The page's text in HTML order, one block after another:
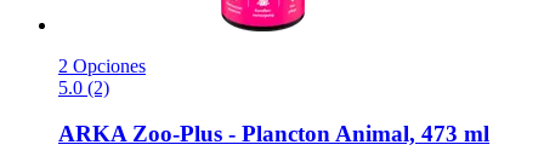
2 Opciones
5.0 (2)
ARKAZoo-​Plus -​ Plancton Animal, 473 ml